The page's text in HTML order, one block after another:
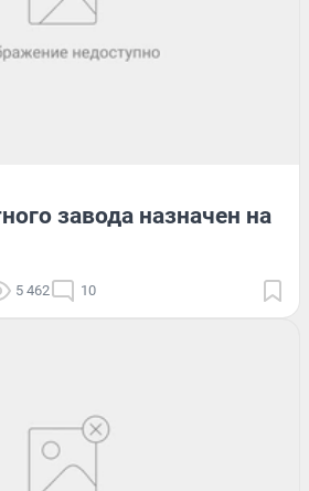
завода назначен на
5 462 10